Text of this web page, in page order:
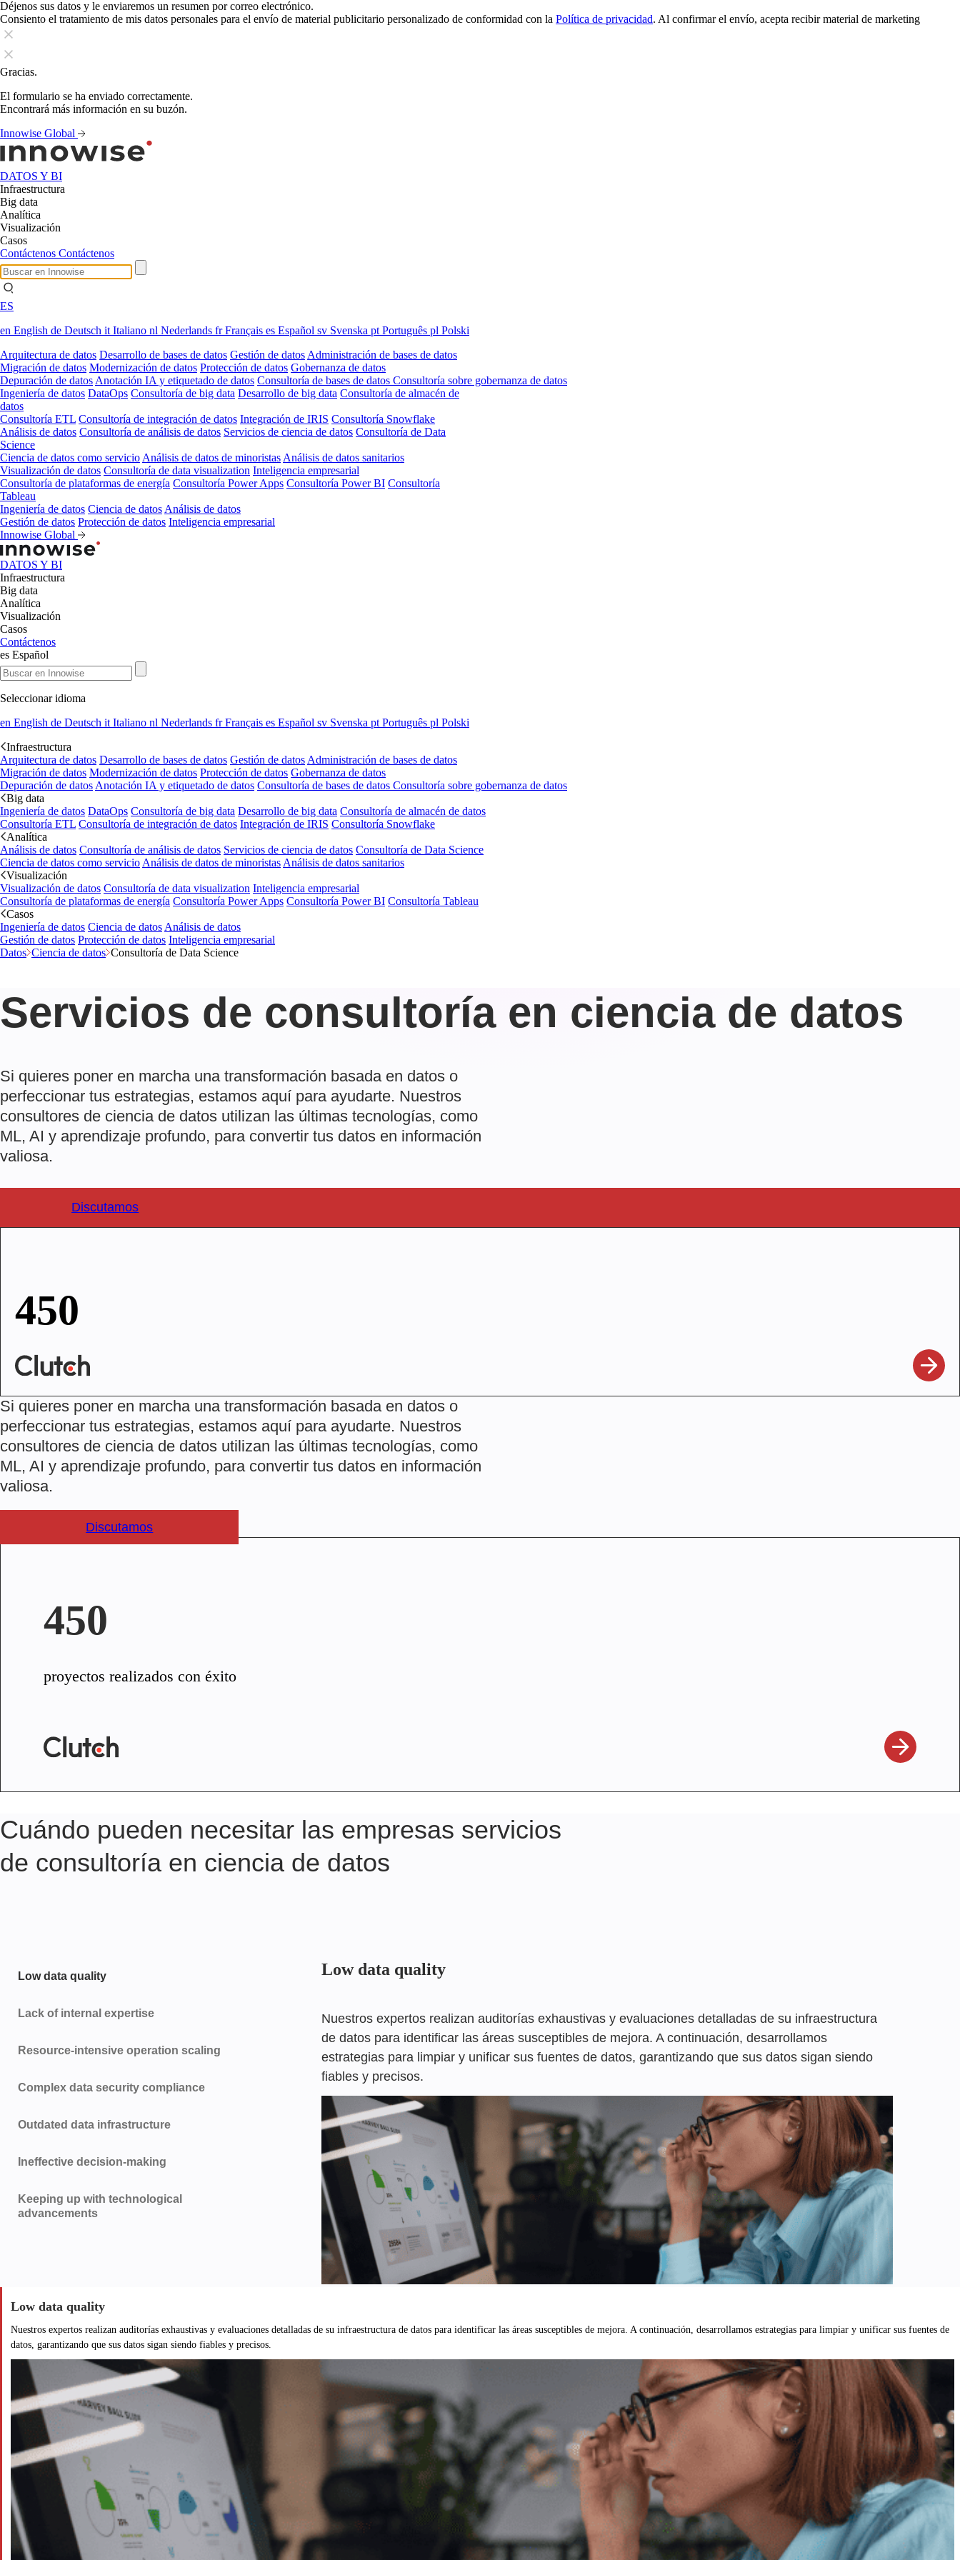
Déjenos sus datos y le enviaremos un resumen por correo electrónico.
Consiento el tratamiento de mis datos personales para el envío de material publicitario personalizado de conformidad con la Política de privacidad. Al confirmar el envío, acepta recibir material de marketing
Gracias.
El formulario se ha enviado correctamente.
Encontrará más información en su buzón.
Innowise Global
DATOS Y BI
Infraestructura
Big data
Analítica
Visualización
Casos
Contáctenos Contáctenos
ES
en English de Deutsch it Italiano nl Nederlands frFrançais es Español sv Svenska pt Português pl Polski
Arquitectura de datos Desarrollo de bases de datos Gestión de datos Administración de bases de datos
Migración de datos Modernización de datos Protección de datos Gobernanza de datos
Depuración de datos Anotación IA y etiquetado de datos Consultoría de bases de datos Consultoría sobre gobernanza de datos
Ingeniería de datos DataOps Consultoría de big data Desarrollo de big data Consultoría de almacén de
datos
Consultoría ETL Consultoría de integración de datos Integración de IRIS Consultoría Snowflake
Análisis de datos Consultoría de análisis de datos Servicios de ciencia de datos Consultoría de Data
Science
Ciencia de datos como servicio Análisis de datos de minoristas Análisis de datos sanitarios
Visualización de datos Consultoría de data visualization Inteligencia empresarial
Consultoría de plataformas de energía Consultoría Power Apps Consultoría Power BI Consultoría
Tableau
Ingeniería de datos Ciencia de datos Análisis de datos
Gestión de datos Protección de datos Inteligencia empresarial
Innowise Global
DATOS Y BI
Infraestructura
Big data
Analítica
Visualización
Casos
Contáctenos
es Español
Seleccionar idioma
en English de Deutsch it Italiano nl Nederlands frFrançais es Español sv Svenska pt Português pl Polski
Infraestructura
Arquitectura de datos Desarrollo de bases de datos Gestión de datos Administración de bases de datos
Migración de datos Modernización de datos Protección de datos Gobernanza de datos
Depuración de datos Anotación IA y etiquetado de datos Consultoría de bases de datos Consultoría sobre gobernanza de datos
Big data
Ingeniería de datos DataOps Consultoría de big data Desarrollo de big data Consultoría de almacén de datos
Consultoría ETL Consultoría de integración de datos Integración de IRIS Consultoría Snowflake
Analítica
Análisis de datos Consultoría de análisis de datos Servicios de ciencia de datos Consultoría de Data Science
Ciencia de datos como servicio Análisis de datos de minoristas Análisis de datos sanitarios
Visualización
Visualización de datos Consultoría de data visualization Inteligencia empresarial
Consultoría de plataformas de energía Consultoría Power Apps Consultoría Power BI Consultoría Tableau
Casos
Ingeniería de datos Ciencia de datos Análisis de datos
Gestión de datos Protección de datos Inteligencia empresarial
Datos Ciencia de datos Consultoría de Data Science
Servicios de consultoría en ciencia de datos
Si quieres poner en marcha una transformación basada en datos o
perfeccionar tus estrategias, estamos aquí para ayudarte. Nuestros
consultores de ciencia de datos utilizan las últimas tecnologías, como
ML, AI y aprendizaje profundo, para convertir tus datos en información
valiosa.
Discutamos
450
proyectos realizados con éxito
Si quieres poner en marcha una transformación basada en datos o
perfeccionar tus estrategias, estamos aquí para ayudarte. Nuestros
consultores de ciencia de datos utilizan las últimas tecnologías, como
ML, AI y aprendizaje profundo, para convertir tus datos en información
valiosa.
Discutamos
450
proyectos realizados con éxito
Cuándo pueden necesitar las empresas servicios
de consultoría en ciencia de datos
Low data quality
Lack of internal expertise
Resource-intensive operation scaling
Complex data security compliance
Outdated data infrastructure
Ineffective decision-making
Keeping up with technological
advancements
Low data quality
Nuestros expertos realizan auditorías exhaustivas y evaluaciones detalladas de su infraestructura
de datos para identificar las áreas susceptibles de mejora. A continuación, desarrollamos
estrategias para limpiar y unificar sus fuentes de datos, garantizando que sus datos sigan siendo
fiables y precisos.
Low data quality
Nuestros expertos realizan auditorías exhaustivas y evaluaciones detalladas de su infraestructura de datos para identificar las áreas susceptibles de mejora. A continuación, desarrollamos estrategias para limpiar y unificar sus fuentes de
datos, garantizando que sus datos sigan siendo fiables y precisos.